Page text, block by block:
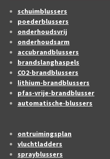
schuimblussers
poederblussers
onderhoudsvrij
onderhoudsarm
accubrandblussers
brandslanghaspels
CO2-brandblussers
lithium-brandblussers
pfas-vrije-brandblusser
automatische-blussers
ontruimingsplan
vluchtladders
sprayblussers